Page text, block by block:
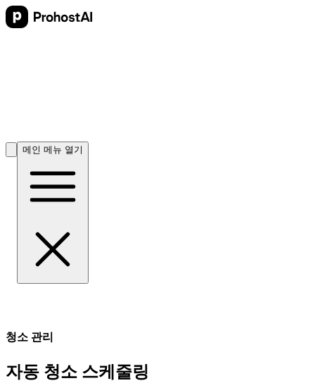
메인 메뉴 열기
청소 관리
자동 청소 스케줄링